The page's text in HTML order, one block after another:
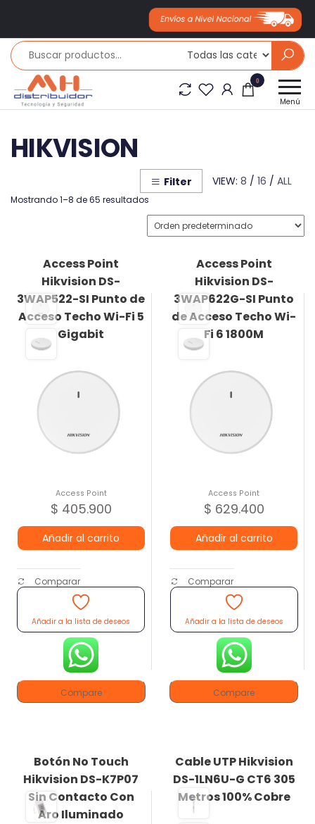
distribuidor Menú
0
HIKVISION
VIEW: 8 / 16 / ALL
Filter
Mostrando 1–8 de 65 resultados
Access Point
Hikvision DS-
3WAP522-SI Punto de
Acceso Techo Wi-Fi 5
Gigabit
Access Point
$ 405.900
Añadir al carrito
Comparar
Añadir a la lista de deseos
Compare
Access Point
Hikvision DS-
3WAP622G-SI Punto
de Acceso Techo Wi-
Fi 6 1800M
Access Point
$ 629.400
Añadir al carrito
Comparar
Añadir a la lista de deseos
Compare
Botón No Touch
Hikvision DS-K7P07
Sin Contacto Con
Aro Iluminado
Cable UTP Hikvision
DS-1LN6U-G CT6 305
Metros 100% Cobre